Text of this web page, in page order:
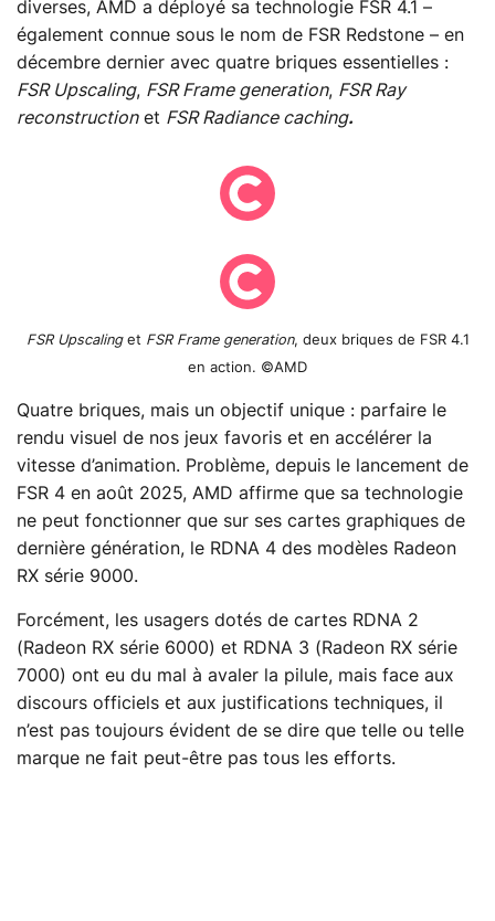
diverses, AMD a déployé sa technologie FSR 4.1 –
également connue sous le nom de FSR Redstone – en
décembre dernier avec quatre briques essentielles :
FSR Upscaling, FSR Frame generation, FSR Ray
reconstructionet FSR Radiance caching.
FSR Upscalinget FSR Frame generation, deux briques de FSR 4.1
en action. ©AMD
Quatre briques, mais un objectif unique : parfaire le
rendu visuel de nos jeux favoris et en accélérer la
vitesse d’animation. Problème, depuis le lancement de
FSR 4 en août 2025, AMD affirme que sa technologie
ne peut fonctionner que sur ses cartes graphiques de
dernière génération, le RDNA 4 des modèles Radeon
RX série 9000.
Forcément, les usagers dotés de cartes RDNA 2
(Radeon RX série 6000) et RDNA 3 (Radeon RX série
7000) ont eu du mal à avaler la pilule, mais face aux
discours officiels et aux justifications techniques, il
n’est pas toujours évident de se dire que telle ou telle
marque ne fait peut-être pas tous les efforts.